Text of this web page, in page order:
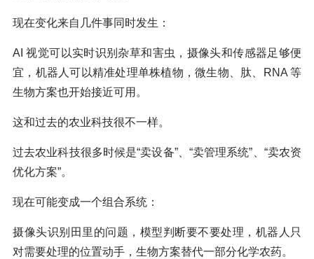
现在变化来自几件事同时发生：
AI 视觉可以实时识别杂草和害虫，摄像头和传感器足够便
宜，机器人可以精准处理单株植物，微生物、肽、RNA 等
生物方案也开始接近可用。
这和过去的农业科技很不一样。
过去农业科技很多时候是“卖设备”、“卖管理系统”、“卖农资
优化方案”。
现在可能变成一个组合系统：
摄像头识别田里的问题，模型判断要不要处理，机器人只
对需要处理的位置动手，生物方案替代一部分化学农药。